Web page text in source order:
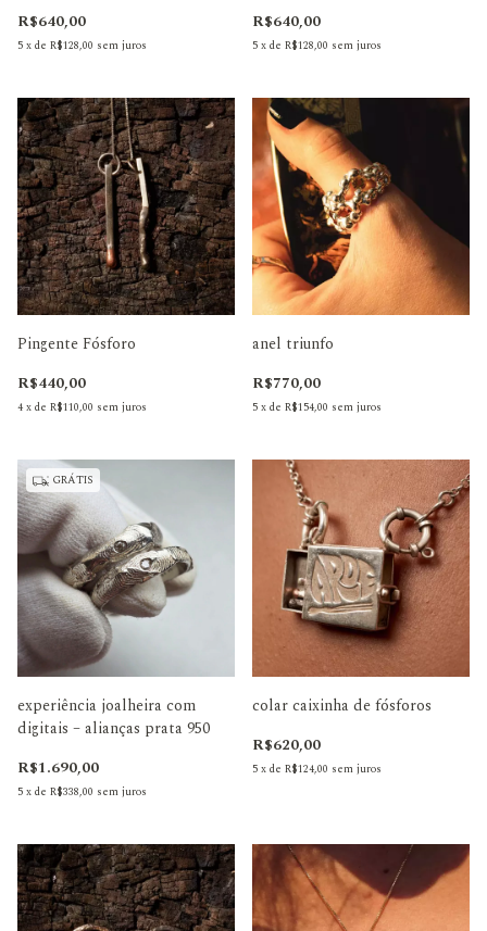
R$640,00
5xde R$128,00 sem juros
R$640,00
5xde R$128,00 sem juros
Pingente Fósforo
R$440,00
4xde R$110,00 sem juros
anel triunfo
R$770,00
5xde R$154,00 sem juros
GRÁTIS
experiência joalheira com
digitais – alianças prata 950
R$1.690,00
5xde R$338,00 sem juros
colar caixinha de fósforos
R$620,00
5xde R$124,00 sem juros